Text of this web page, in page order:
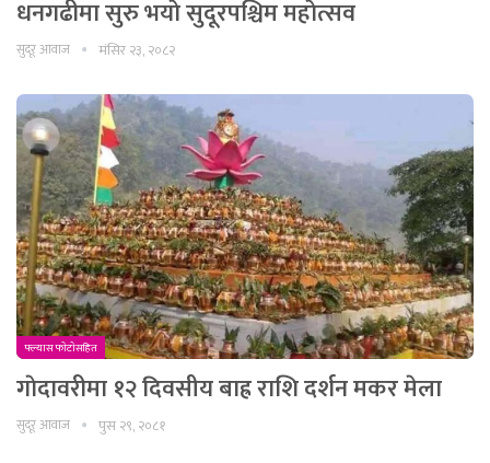
धनगढीमा सुरु भयाे सुदूरपश्चिम महाेत्सव
सुदूर आवाज मंसिर २३, २०८२
फ्ल्यास फाेटाेसहित
गाेदावरीमा १२ दिवसीय बाह्र राशि दर्शन मकर मेला
सुदूर आवाज पुस २९, २०८१